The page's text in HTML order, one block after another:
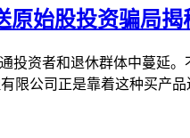
原始股投资骗局揭
资者和退休群体中蔓延
公司正是靠着这种买产